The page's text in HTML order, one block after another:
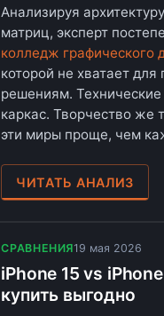
Анализируя
матриц, эксперт
колледж графического
которой не хватает
решениям.
каркас. Творчество же
эти миры проще, чем
ЧИТАТЬ АНАЛИЗ
СРАВНЕНИЯ19 мая 2026
iPhone 15 vs
купить выгодно